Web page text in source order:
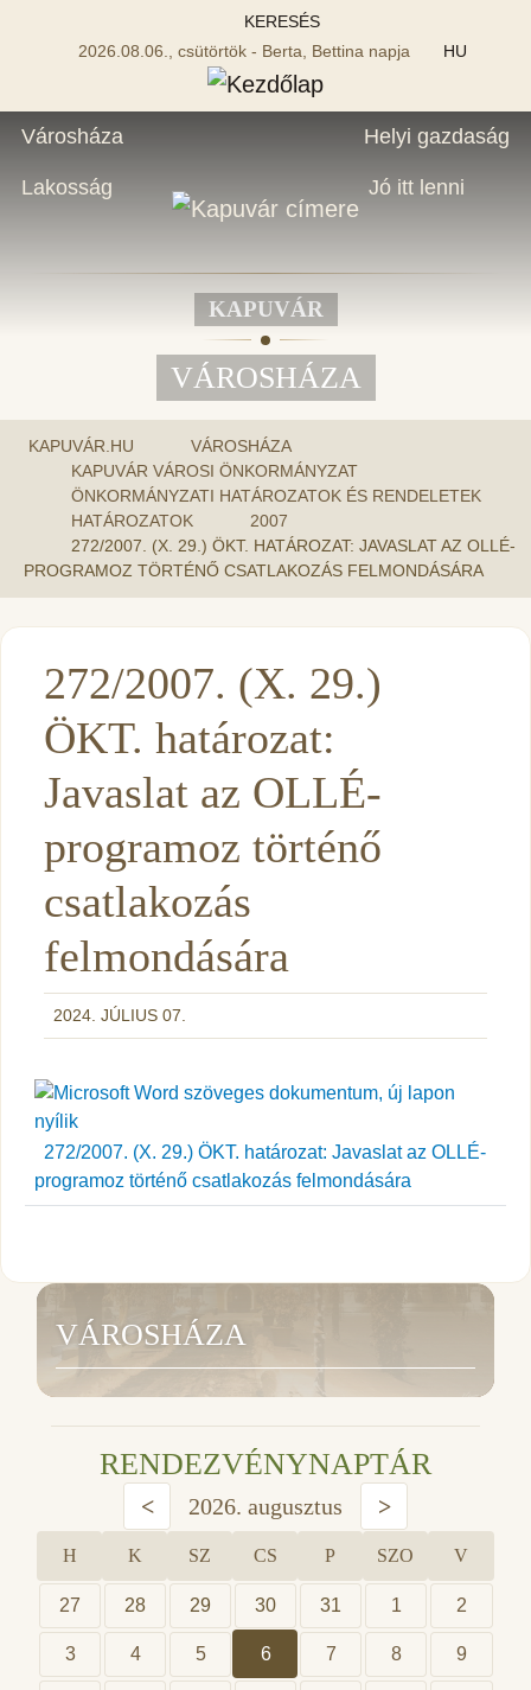
KERESÉS
2026.08.06., csütörtök - Berta, Bettina napja
HU
Városháza
Lakosság
Helyi gazdaság
Jó itt lenni
KAPUVÁR
VÁROSHÁZA
KAPUVÁR.HU
VÁROSHÁZA
KAPUVÁR VÁROSI ÖNKORMÁNYZAT
ÖNKORMÁNYZATI HATÁROZATOK ÉS RENDELETEK
HATÁROZATOK
2007
272/2007. (X. 29.) ÖKT. HATÁROZAT: JAVASLAT AZ OLLÉ-
PROGRAMOZ TÖRTÉNŐ CSATLAKOZÁS FELMONDÁSÁRA
272/2007. (X. 29.)
ÖKT. határozat:
Javaslat az OLLÉ-
programoz történő
csatlakozás
felmondására
2024. JÚLIUS 07.
272/2007. (X. 29.) ÖKT. határozat: Javaslat az OLLÉ-
programoz történő csatlakozás felmondására
VÁROSHÁZA
RENDEZVÉNYNAPTÁR
< 2026. augusztus >
H K SZ CS P SZO V
27 28 29 30 31 1 2
3 4 5 6 7 8 9